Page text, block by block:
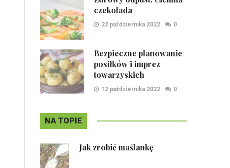
czekolada
22 października 2022 0
Bezpieczne planowanie
posiłków i imprez
towarzyskich
12 października 2022 0
NA TOPIE
Jak zrobić maślankę